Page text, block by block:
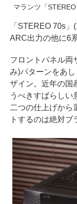
マランツ「
「STEREO 70s
ARC出力の他に6
フロントパネル両
み)パターンをあ
ザイン。近年の国
うべきすばらしい
二つの仕上げから
トするのは絶対ブ